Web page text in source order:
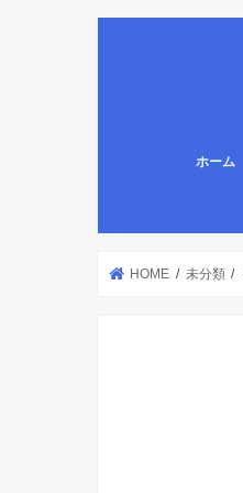
ホーム
HOME 未分類